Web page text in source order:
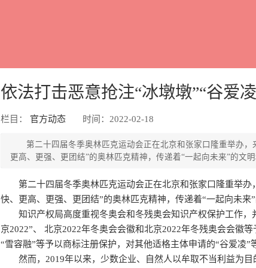
依法打击恶意抢注“冰墩墩”“谷爱
栏目： 官方动态 时间：2022-02-18
第二十四届冬季奥林匹克运动会正在北京和张家口隆重举办，
更高、更强、更团结”的奥林匹克精神，传递着“一起向未来”的文
第二十四届冬季奥林匹克运动会正在北京和张家口隆重举
快、更高、更强、更团结”的奥林匹克精神，传递着“一起向未来
知识产权局高度重视冬奥会和冬残奥会知识产权保护工作
京2022”、 北京2022年冬奥会会徽和北京2022年冬残奥会会徽
“雪容融”等予以商标注册保护，对其他适格主体申请的“谷爱凌”
然而，2019年以来，少数企业、自然人以牟取不当利益为